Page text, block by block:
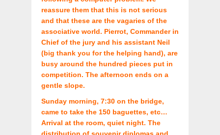
reassure them that this is not serious
and that these are the vagaries of the
associative world. Pierrot, Commander in
Chief of the jury and his assistant Neil
(big thank you for the helping hand), are
busy around the hundred pieces put in
competition. The afternoon ends on a
gentle slope.
Sunday morning, 7:30 on the bridge,
came to take the 150 baguettes, etc…
Arrival at the room, quiet night. The
distribution of souvenir diplomas and